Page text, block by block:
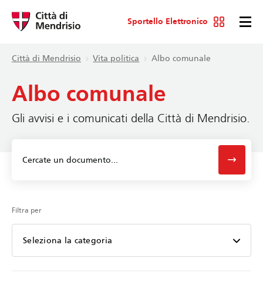
Sportello Elettronico
Città di Mendrisio Vita politica Albo comunale
Albo comunale
Gli avvisi e i comunicati della Città di Mendrisio.
Filtra per
Seleziona la categoria